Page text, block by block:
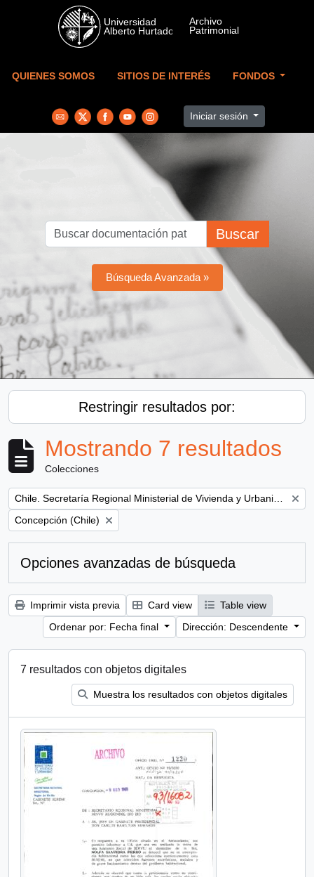
Skip to main content
QUIENES SOMOS SITIOS DE INTERÉS FONDOS
Iniciar sesión
Buscar
Búsqueda Avanzada »
Restringir resultados por:
Mostrando 7 resultados
Colecciones
Remove filter:
Remove filter:
Concepción (Chile)
Opciones avanzadas de búsqueda
Imprimir vista previa Card view
Table view
Ordenar por: Fecha final
Dirección: Descendente
7 resultados con objetos digitales
Muestra los resultados con objetos digitales